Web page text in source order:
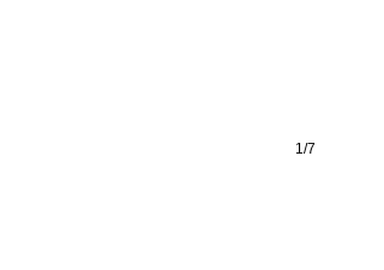
1/7